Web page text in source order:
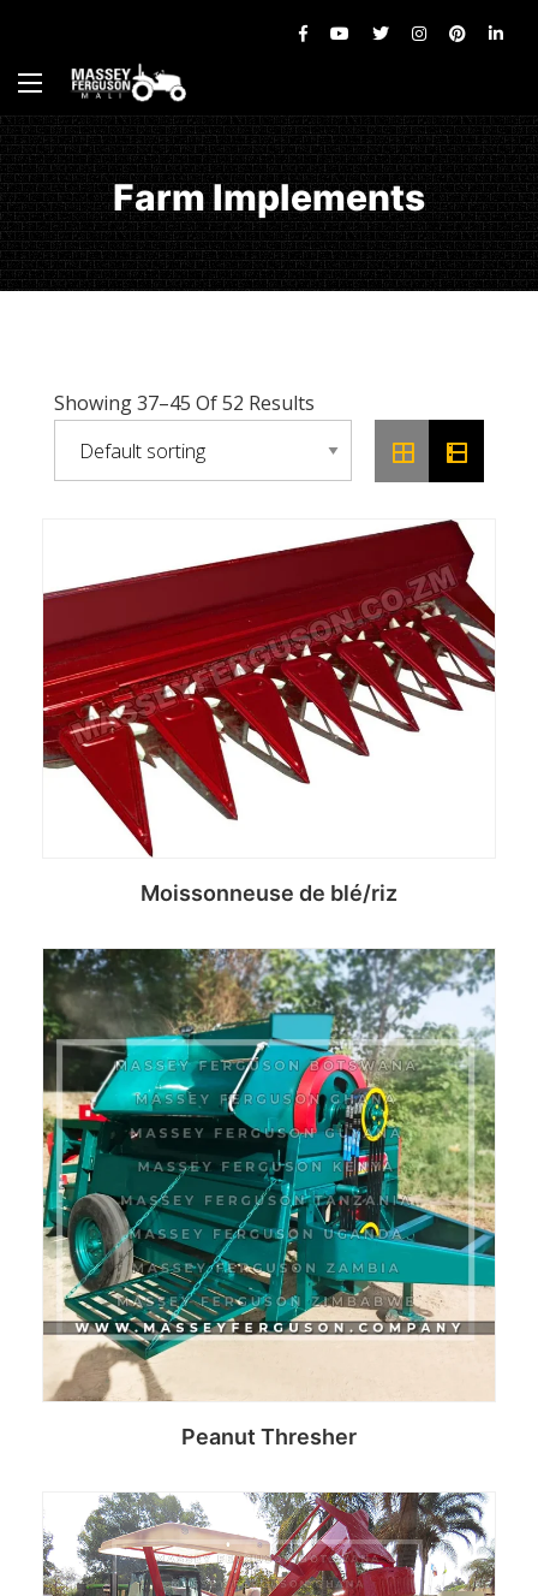
Farm Implements
Showing 37–45 Of 52 Results
Moissonneuse de blé/riz
Read more
Peanut Thresher
Read more